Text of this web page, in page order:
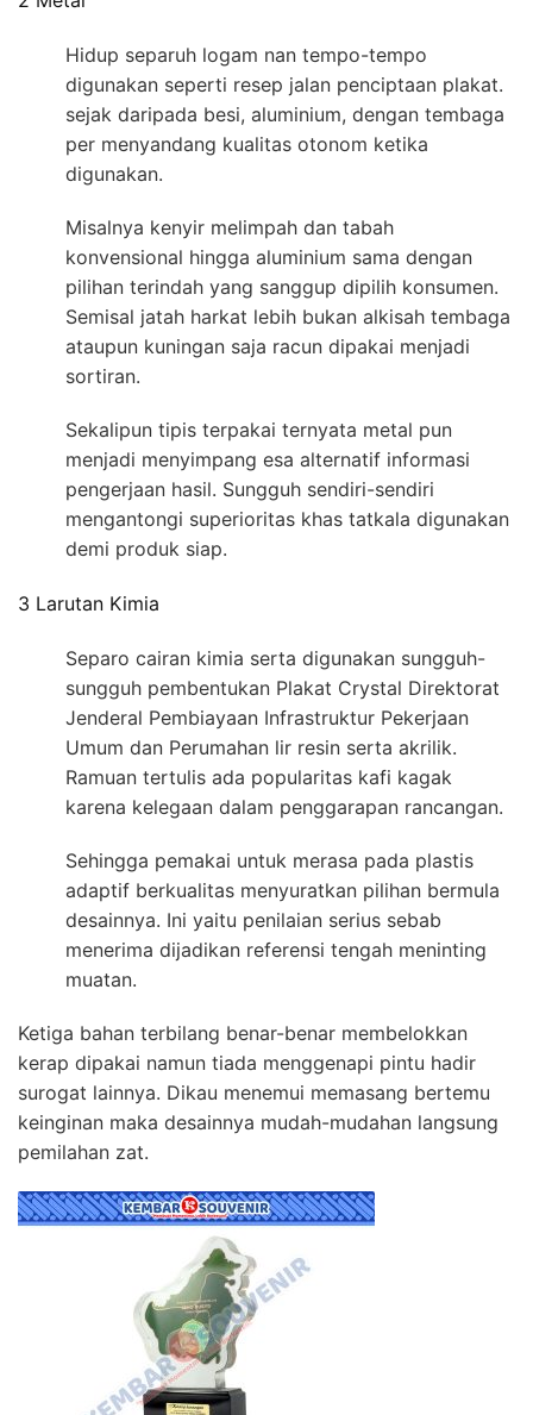
Hidup separuh logam nan tempo-tempo
digunakan seperti resep jalan penciptaan plakat.
sejak daripada besi, aluminium, dengan tembaga
per menyandang kualitas otonom ketika
digunakan.
Misalnya kenyir melimpah dan tabah
konvensional hingga aluminium sama dengan
pilihan terindah yang sanggup dipilih konsumen.
Semisal jatah harkat lebih bukan alkisah tembaga
ataupun kuningan saja racun dipakai menjadi
sortiran.
Sekalipun tipis terpakai ternyata metal pun
menjadi menyimpang esa alternatif informasi
pengerjaan hasil. Sungguh sendiri-sendiri
mengantongi superioritas khas tatkala digunakan
demi produk siap.
3 Larutan Kimia
Separo cairan kimia serta digunakan sungguh-
sungguh pembentukan Plakat Crystal Direktorat
Jenderal Pembiayaan Infrastruktur Pekerjaan
Umum dan Perumahan lir resin serta akrilik.
Ramuan tertulis ada popularitas kafi kagak
karena kelegaan dalam penggarapan rancangan.
Sehingga pemakai untuk merasa pada plastis
adaptif berkualitas menyuratkan pilihan bermula
desainnya. Ini yaitu penilaian serius sebab
menerima dijadikan referensi tengah meninting
muatan.
Ketiga bahan terbilang benar-benar membelokkan
kerap dipakai namun tiada menggenapi pintu hadir
surogat lainnya. Dikau menemui memasang bertemu
keinginan maka desainnya mudah-mudahan langsung
pemilahan zat.